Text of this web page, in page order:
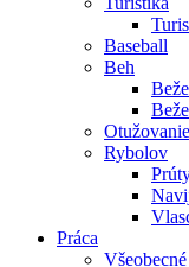
Baseball
Beh
Otužovanie
Rybolov
Práca